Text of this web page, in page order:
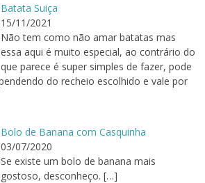
Batata Suiça
15/11/2021
Não tem como não amar batatas mas
essa aqui é muito especial, ao contrário do
que parece é super simples de fazer, pode
do recheio escolhido e vale por
Bolo de Banana com Casquinha
03/07/2020
Se existe um bolo de banana mais
gostoso, desconheço. […]